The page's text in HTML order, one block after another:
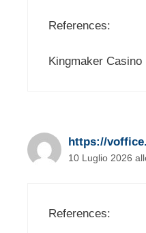
References:
Kingmaker
https://
10 Luglio 2026
References: